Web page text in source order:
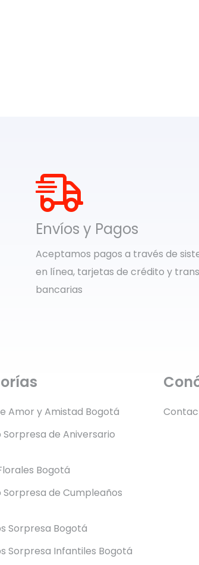
Envíos y Pagos
Aceptamos pagos a través de
en línea, tarjetas de crédito y
bancarias
Amor y Amistad Bogotá
Sorpresa de Aniversario
Bogotá
Sorpresa de Cumpleaños
Sorpresa Bogotá
Sorpresa Infantiles Bogotá